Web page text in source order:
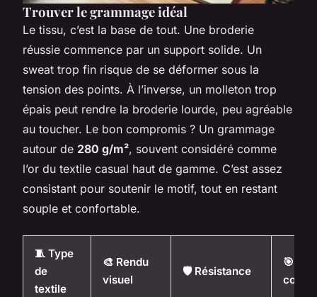
Trouver le grammage idéal
Le tissu, c’est la base de tout. Une broderie
réussie commence par un support solide. Un
sweat trop fin risque de se déformer sous la
tension des points. À l’inverse, un molleton trop
épais peut rendre la broderie lourde, peu agréable
au toucher. Le bon compromis ? Un grammage
autour de 280 g/m², souvent considéré comme
l’or du textile casual haut de gamme. C’est assez
consistant pour soutenir le motif, tout en restant
souple et confortable.
🧵 Type
de
textile
🎨 Rendu
visuel
🛡️ Résistance
🎯